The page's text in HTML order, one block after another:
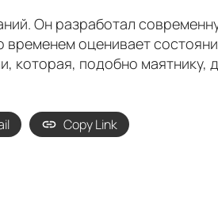
Он разработал
оценивает
подобно маятнику,
Copy Link